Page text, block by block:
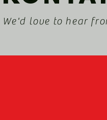
We'd love to hear